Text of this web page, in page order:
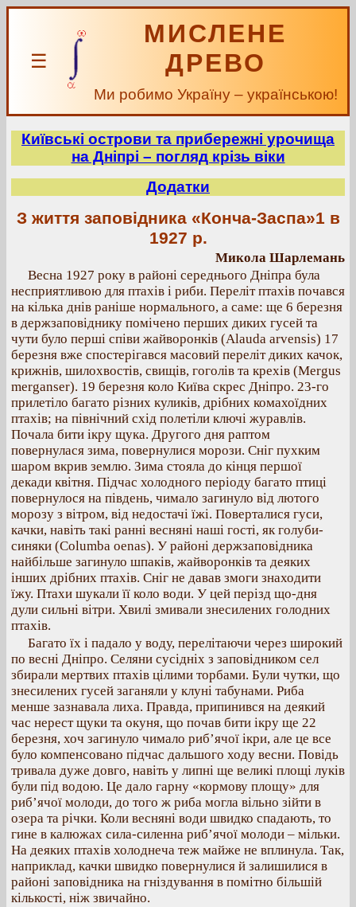
☰
МИСЛЕНЕ
ДРЕВО
Ми робимо Україну – українською!
Київські острови та прибережні урочища
на Дніпрі – погляд крізь віки
Додатки
З життя заповідника «Конча-Заспа»1 в
1927 р.
Микола Шарлемань
Весна 1927 року в районі середнього Дніпра була
несприятливою для птахів і риби. Переліт птахів почався
на кілька днів раніше нормального, а саме: ще 6 березня
в держзаповіднику помічено перших диких гусей та
чути було перші співи жайворонків (Alauda arvensis) 17
березня вже спостерігався масовий переліт диких качок,
крижнів, шилохвостів, свищів, гоголів та крехів (Mergus
merganser). 19 березня коло Київа скрес Дніпро. 23‐го
прилетіло багато різних куликів, дрібних комахоїдних
птахів; на північний схід полетіли ключі журавлів.
Почала бити ікру щука. Другого дня раптом
повернулася зима, повернулися морози. Сніг пухким
шаром вкрив землю. Зима стояла до кінця першої
декади квітня. Підчас холодного періоду багато птиці
повернулося на південь, чимало загинуло від лютого
морозу з вітром, від недостачі їжі. Поверталися гуси,
качки, навіть такі ранні весняні наші гості, як голуби‐
синяки (Columba oenas). У районі держзаповідника
найбільше загинуло шпаків, жайворонків та деяких
інших дрібних птахів. Сніг не давав змоги знаходити
їжу. Птахи шукали її коло води. У цей перізд що‐дня
дули сильні вітри. Хвилі змивали знесилених голодних
птахів.
Багато їх і падало у воду, перелітаючи через широкий
по весні Дніпро. Селяни сусідніх з заповідником сел
збирали мертвих птахів цілими торбами. Були чутки, що
знесилених гусей заганяли у клуні табунами. Риба
менше зазнавала лиха. Правда, припинився на деякий
час нерест щуки та окуня, що почав бити ікру ще 22
березня, хоч загинуло чимало риб’ячої ікри, але це все
було компенсовано підчас дальшого ходу весни. Повідь
тривала дуже довго, навіть у липні ще великі площі луків
були під водою. Це дало гарну «кормову площу» для
риб’ячої молоди, до того ж риба могла вільно зійти в
озера та річки. Коли весняні води швидко спадають, то
гине в калюжах сила‐силенна риб’ячої молоди – мільки.
На деяких птахів холоднеча теж майже не вплинула. Так,
наприклад, качки швидко повернулися й залишилися в
районі заповідника на гніздування в помітно більшій
кількості, ніж звичайно.